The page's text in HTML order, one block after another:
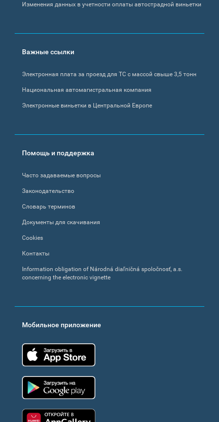
Изменения данных в учетности оплаты автострадной виньетки
Важные ссылки
Электронная плата за проезд для ТС с массой свыше 3,5 тонн
Национальная автомагистральная компания
Электронные виньетки в Центральной Европе
Помощь и поддержка
Часто задаваемые вопросы
Законодательство
Словарь терминов
Документы для скачивания
Cookies
Контакты
Information obligation of Národná diaľničná spoločnosť, a.s.
concerning the electronic vignette
Мобильное приложение